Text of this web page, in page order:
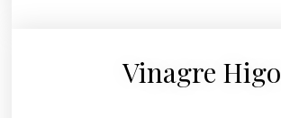
Vinagre Higo